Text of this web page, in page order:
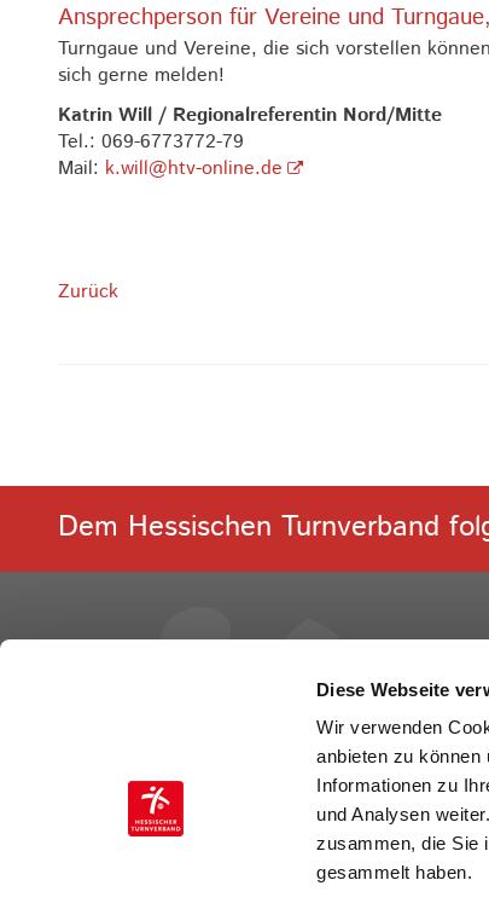
Diese Webseite
Wir verwenden
anbieten zu können
Informationen zu
und Analysen
zusammen, die Sie
gesammelt haben.
Ansprechperson für Vereine und
Turngaue und Vereine, die sich vorstellen
sich gerne melden!
Katrin Will / Regionalreferentin Nord/Mitte
Tel.: 069-6773772-79
Mail: k.will@htv-online.de
Zurück
Dem Hessischen Turnverband